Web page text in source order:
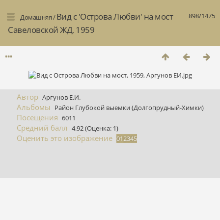
898/1475
Домашняя/Вид с 'Острова Любви' на мост
Савеловской ЖД, 1959
Автор Аргунов Е.И.
Альбомы Район Глубокой выемки (Долгопрудный-Химки)
Посещения 6011
Средний балл 4.92(Оценка: 1)
Оценить это изображение